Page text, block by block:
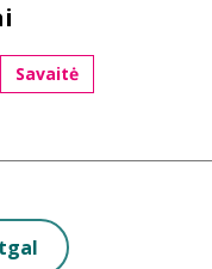
Savaitė